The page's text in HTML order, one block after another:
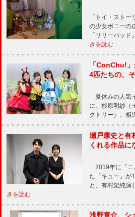
「トイ・スト
の少女ボニーの
「リリーパッ
きを読む
「ConChu!
4匹たちの、
夏休みの人気
に、杉原明紗（
クトリー）、相
瀬戸康史と有
くれる作品
2019年に「ニ
た「キュー」が
と、有村架純
きを読む
浅野寛介、シ